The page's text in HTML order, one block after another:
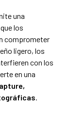
una
los
comprometer
ligero, los
con los
en una
.